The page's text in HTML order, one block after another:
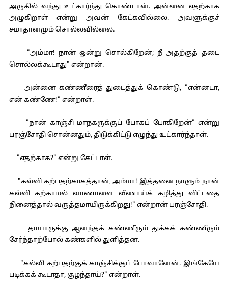
அருகில் வந்து உட்கார்ந்து கொண்டான். அன்னை எதற்காக
அழுகிறாள் என்று அவன் கேட்கவில்லை. அவளுக்குச்
சமாதானமும் சொல்லவில்லை.
"அம்மா! நான் ஒன்று சொல்கிறேன்; நீ அதற்குத் தடை
சொல்லக்கூடாது" என்றான்.
அன்னை கண்ணீரைத் துடைத்துக் கொண்டு, "என்னடா,
என் கண்ணே!" என்றாள்.
"நான் காஞ்சி மாநகருக்குப் போகப் போகிறேன்" என்று
பரஞ்சோதி சொன்னதும், திடுக்கிட்டு எழுந்து உட்கார்ந்தாள்.
"எதற்காக?" என்று கேட்டாள்.
"கல்வி கற்பதற்காகத்தான், அம்மா! இத்தனை நாளும் நான்
கல்வி கற்காமல் வாணாளை வீணாய்க் கழித்து விட்டதை
நினைத்தால் வருத்தமாயிருக்கிறது!" என்றான் பரஞ்சோதி.
தாயாருக்கு ஆனந்தக் கண்ணீரும் துக்கக் கண்ணீரும்
சேர்ந்தாற்போல் கண்களில் துளித்தன.
"கல்வி கற்பதற்குக் காஞ்சிக்குப் போவானேன். இங்கேயே
படிக்கக் கூடாதா, குழந்தாய்?" என்றாள்.